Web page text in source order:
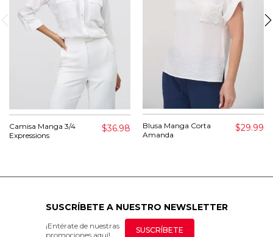
Camisa Manga 3/4
Expressions
$36.98
Blusa Manga Corta
Amanda
$29.99
SUSCRÍBETE A NUESTRO NEWSLETTER
¡Entérate de nuestras
promociones aquí!
SUSCRÍBETE